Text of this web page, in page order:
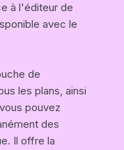
à l'éditeur de
avec le
de
les plans, ainsi
pouvez
des
Il offre la